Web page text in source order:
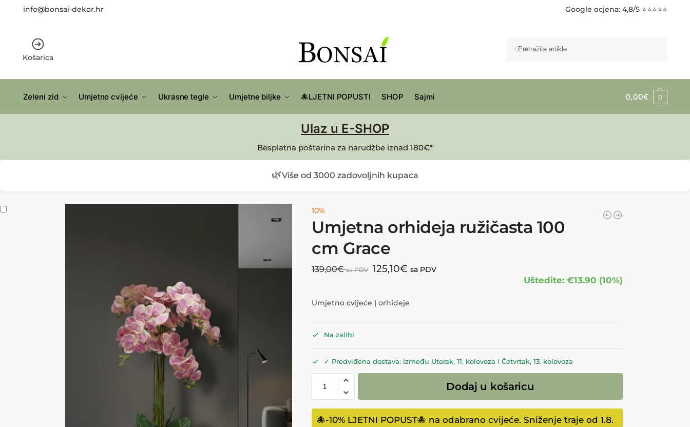
info@bonsai-dekor.hr Google ocjena: 4,8/5 ⭐⭐⭐⭐⭐
Košarica
Zeleni zid Umjetno cvijeće Ukrasne tegle Umjetne biljke 🐙LJETNI POPUSTI SHOP Sajmi 0,00€ 0
Ulaz u E-SHOP
Besplatna poštarina za narudžbe iznad 180€*
🌿Više od 3000 zadovoljnih kupaca
10%
Umjetna orhideja ružičasta 100
cm Grace
139,00€ sa PDV 125,10€ sa PDV
Uštedite: €13.90 (10%)
Umjetno cvijeće | orhideje
Na zalihi
✓ Predviđena dostava: između Utorak, 11. kolovoza i Četvrtak, 13. kolovoza
Dodaj u košaricu
🐙-10% LJETNI POPUST🐙 na odabrano cvijeće. Sniženje traje od 1.8.